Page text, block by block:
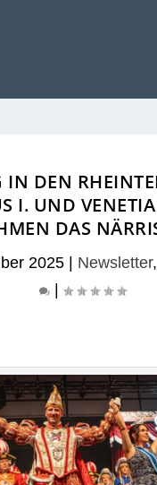
IN DEN
I. UND
DAS
2025 Newsletter,
|